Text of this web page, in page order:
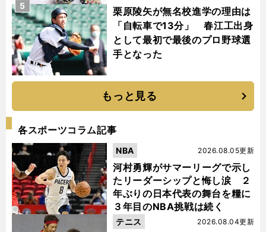
栗原陵矢が無名校進学の理由は
「自転車で13分」 春江工出身
として最初で最後のプロ野球選
手となった
5
もっと見る
各スポーツコラム記事
河村勇輝がサマーリーグで示し
たリーダーシップと悔し涙 ２
年ぶりの日本代表の舞台を糧に
３年目のNBA挑戦は続く
2026.08.05更新
NBA
2026.08.04更新
テニス